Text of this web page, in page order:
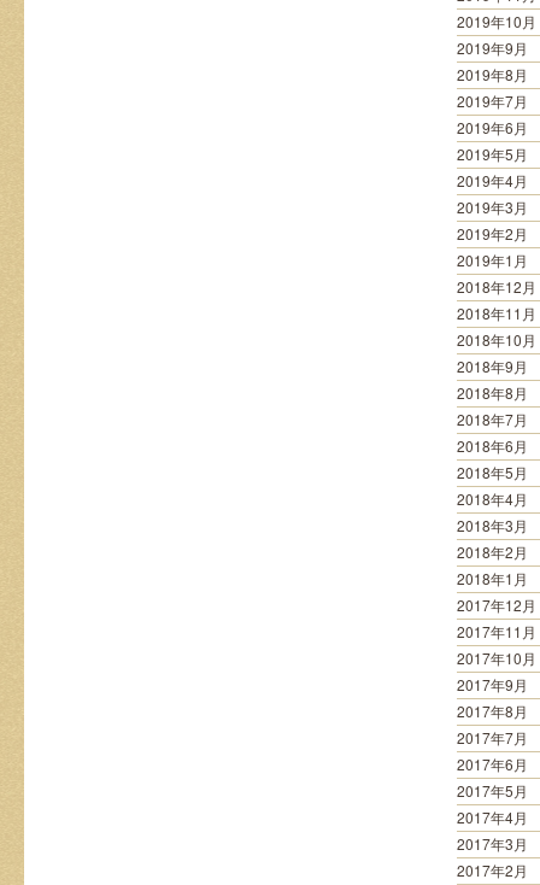
2019年10月
2019年9月
2019年8月
2019年7月
2019年6月
2019年5月
2019年4月
2019年3月
2019年2月
2019年1月
2018年12月
2018年11月
2018年10月
2018年9月
2018年8月
2018年7月
2018年6月
2018年5月
2018年4月
2018年3月
2018年2月
2018年1月
2017年12月
2017年11月
2017年10月
2017年9月
2017年8月
2017年7月
2017年6月
2017年5月
2017年4月
2017年3月
2017年2月